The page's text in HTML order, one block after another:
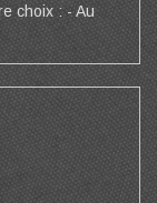
choix : - Au